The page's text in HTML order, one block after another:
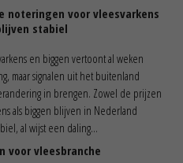
noteringen voor vleesvarkens
stabiel
en biggen vertoont al weken
maar signalen uit het buitenland
in brengen. Zowel de prijzen
als biggen blijven in Nederland
al wijst een daling...
voor vleesbranche